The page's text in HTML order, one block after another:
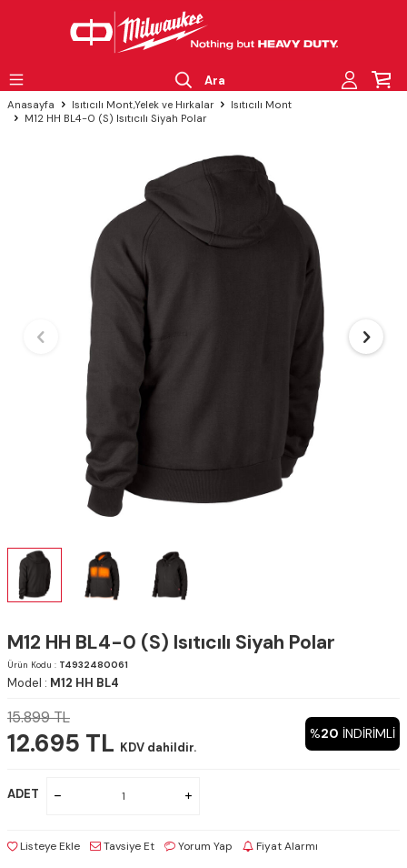
Ara
Anasayfa Isıtıcılı Mont,Yelek ve Hırkalar
Isıtıcılı Mont
M12 HH BL4-0 (S) Isıtıcılı Siyah Polar
M12 HH BL4-0 (S) Isıtıcılı Siyah Polar
Ürün Kodu : T4932480061
Model : M12 HH BL4
15.899TL
12.695 TL KDV dahildir.
%20 INDIRIMLI
ADET
Listeye Ekle Tavsiye Et Yorum Yap Fiyat Alarmı